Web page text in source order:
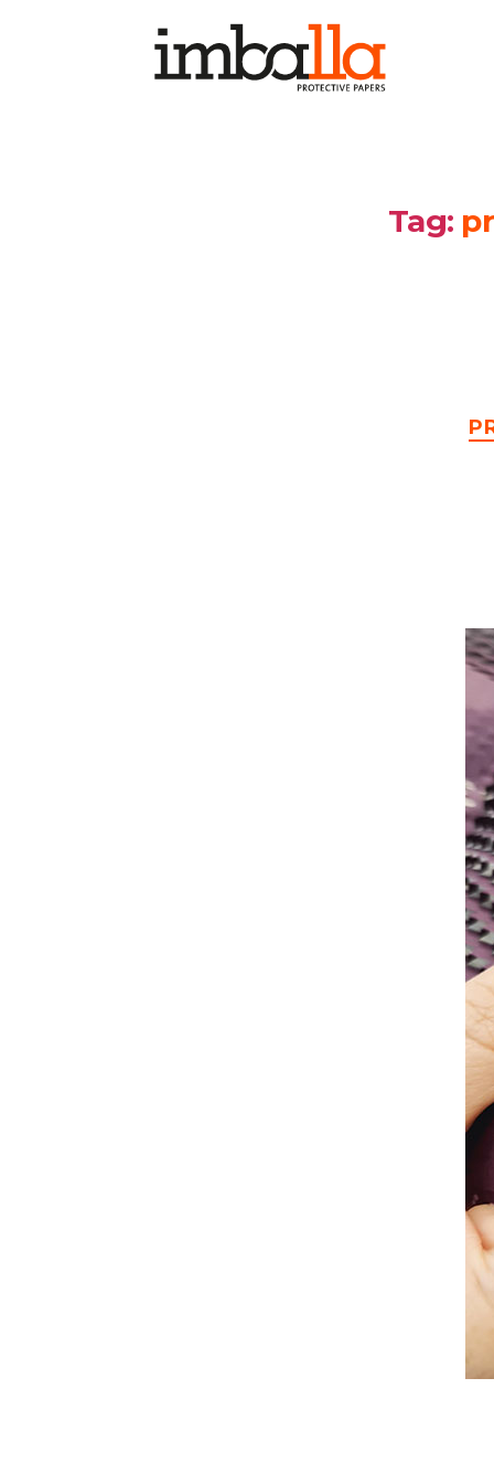
Tag: